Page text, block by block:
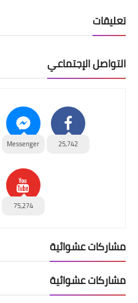
تعليقات
التواصل الإجتماعي
25,742
Messenger
75,274
مشاركات عشوائية
مشاركات عشوائية